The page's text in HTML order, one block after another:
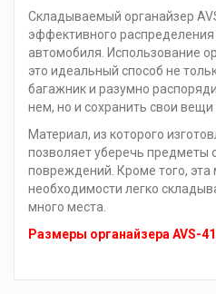
Складываемый органайзер
эффективного
автомобиля. Использование
это идеальный способ не
багажник и разумно
нем, но и сохранить свои вещи
Материал, из которого
позволяет уберечь предметы
повреждений. Кроме того, эта
необходимости легко
много места.
Размеры органайзера AVS-